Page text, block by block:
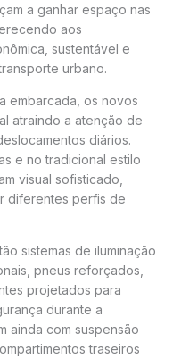
a ganhar espaço nas
aos
sustentável e
urbano.
embarcada, os novos
atraindo a atenção de
diários.
e no tradicional estilo
visual sofisticado,
diferentes perfis de
sistemas de iluminação
pneus reforçados,
projetados para
durante a
ainda com suspensão
traseiros